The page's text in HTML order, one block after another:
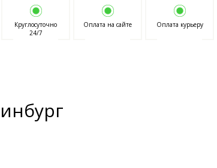
Круглосуточно
24/7
Оплата на сайте Оплата курьеру